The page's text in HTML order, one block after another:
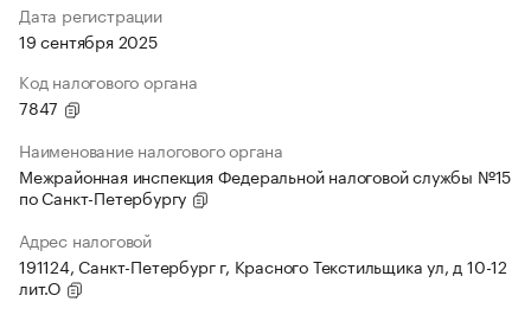
Дата регистрации
19 сентября 2025
Код налогового органа
7847
Наименование налогового органа
Межрайонная инспекция Федеральной налоговой службы №15
по Санкт-Петербургу
Адрес налоговой
191124, Санкт-Петербург г, Красного Текстильщика ул, д 10-12
лит.О